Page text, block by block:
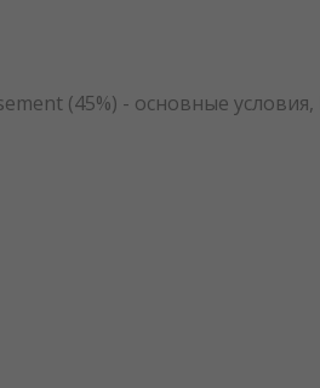
(45%) - основные условия,